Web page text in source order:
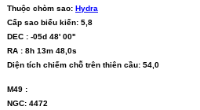
Thuộc chòm sao: Hydra
Cấp sao biểu kiến: 5,8
DEC : -05d 48' 00''
RA : 8h 13m 48,0s
Diện tích chiếm chỗ trên thiên cầu: 54,0
M49 :
NGC: 4472